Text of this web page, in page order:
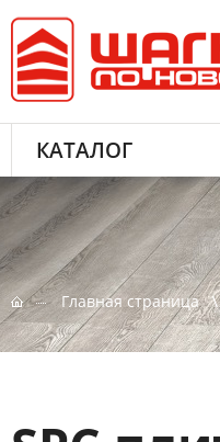
КАТАЛОГ
Главная страница